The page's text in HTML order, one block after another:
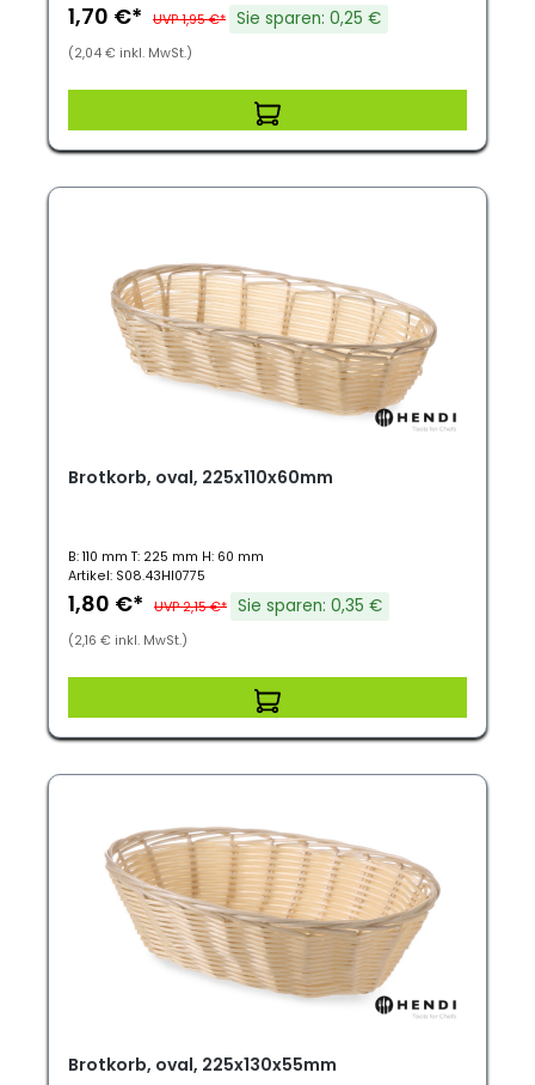
1,70 €* UVP 1,95 €* Sie sparen: 0,25 €
(2,04 € inkl. MwSt.)
Brotkorb, oval, 225x110x60mm
B: 110 mm T: 225 mm H: 60 mm
Artikel: S08.43HI0775
1,80 €* UVP 2,15 €* Sie sparen: 0,35 €
(2,16 € inkl. MwSt.)
Brotkorb, oval, 225x130x55mm